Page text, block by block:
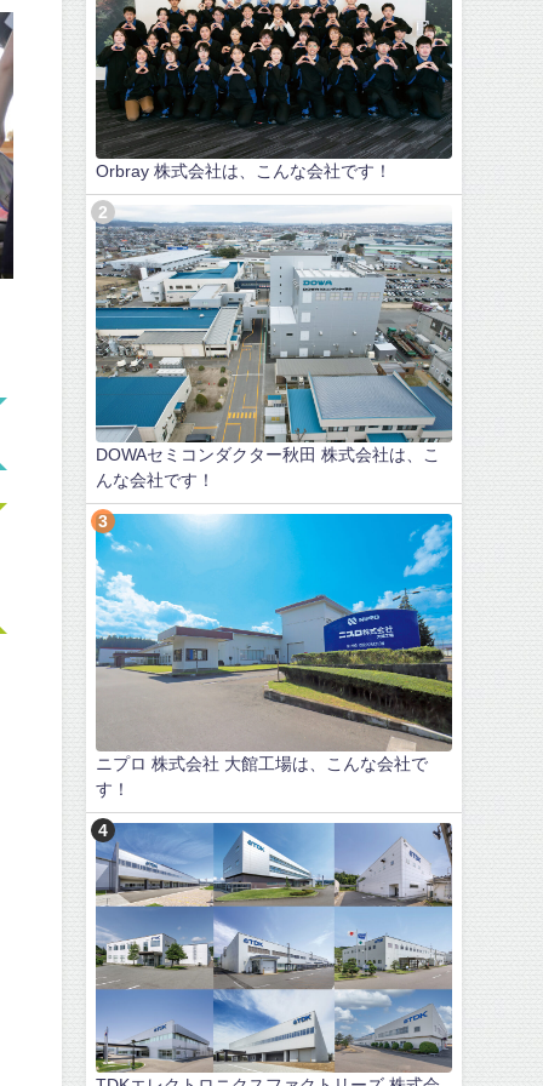
Orbray 株式会社は、こんな会社です！
DOWAセミコンダクター秋田 株式会社は、こ
んな会社です！
ニプロ 株式会社 大館工場は、こんな会社で
す！